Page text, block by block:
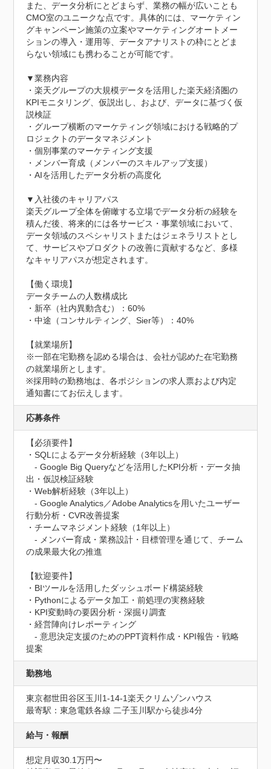
また、データ分析にとどまらず、業務の幅が広いことも
CMO室のユニークな点です。具体的には、マーケティン
グキャンペーン施策の立案やマーケティングオートメー
ションの導入・運用等、データアナリストの枠にとどま
らない領域にも携わることが可能です。
▼業務内容
・楽天グループの大規模データを活用した楽天経済圏の
KPIモニタリング、仮説出し、および、データに基づく仮
説検証
・グループ横断のマーケティング領域における戦略的プ
ロジェクトのデータマネジメント
・個別事業のマーケティング支援
・メンバー育成（メンバーのスキルアップ支援）
・AIを活用したデータ分析の高度化
▼入社後のキャリアパス
楽天グループ全体を俯瞰する立場でデータ分析の経験を
積んだ後、将来的には各サービス・事業領域において、
データ領域のスペシャリストまたはジェネラリストとし
て、サービスやプロダクトの改善に貢献するなど、多様
なキャリアパスが想定されます。
【働く環境】
データチームの人数構成比
・新卒（社内異動含む）：60%
・中途（コンサルティング、Sier等）：40%
【就業場所】
※一部在宅勤務を認める場合は、会社が認めた在宅勤務
の就業場所とします。
※採用時の勤務地は、各ポジションの求人票および内定
通知書にてお伝えします。
応募条件
【必須要件】
・SQLによるデータ分析経験（3年以上）
- Google Big Queryなどを活用したKPI分析・データ抽
出・仮説検証経験
・Web解析経験（3年以上）
- Google Analytics／Adobe Analyticsを用いたユーザー
行動分析・CVR改善提案
・チームマネジメント経験（1年以上）
- メンバー育成・業務設計・目標管理を通じて、チーム
の成果最大化の推進
【歓迎要件】
・BIツールを活用したダッシュボード構築経験
・Pythonによるデータ加工・前処理の実務経験
・KPI変動時の要因分析・深掘り調査
・経営陣向けレポーティング
- 意思決定支援のためのPPT資料作成・KPI報告・戦略
提案
勤務地
東京都世田谷区玉川1-14-1楽天クリムゾンハウス
最寄駅：東急電鉄各線 二子玉川駅から徒歩4分
給与・報酬
想定月収30.1万円〜